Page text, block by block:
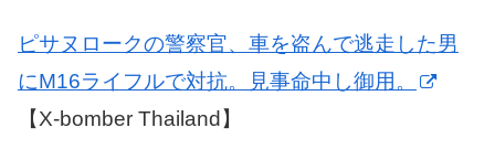
ピサヌロークの警察官、車を盗んで逃走した男
にM16ライフルで対抗。見事命中し御用。
【X-bomber Thailand】